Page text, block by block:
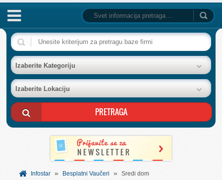
NASLOVNA
BAZA FIRMI
POSLOVNI OGLASI
AKCIJE I KATALOZI
BESPLATNI VAUČERI
SVET INFORMACIJA
Izaberite Kategoriju
Izaberite Lokaciju
Infostar » Besplatni Vaučeri » Sredi dom